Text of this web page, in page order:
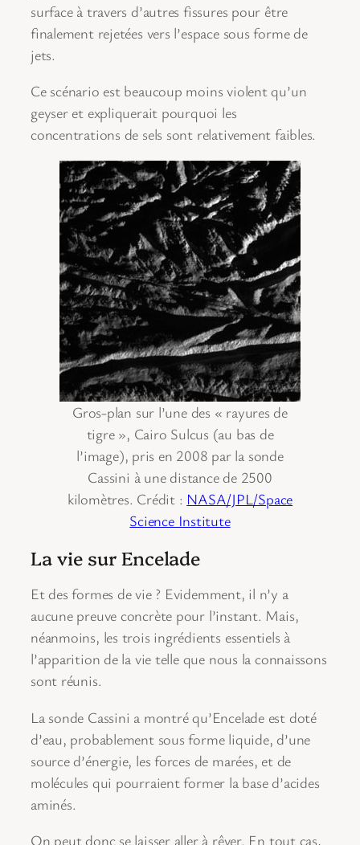
surface à travers d’autres fissures pour être
finalement rejetées vers l’espace sous forme de
jets.
Ce scénario est beaucoup moins violent qu’un
geyser et expliquerait pourquoi les
concentrations de sels sont relativement faibles.
Gros-plan sur l’une des « rayures de
tigre », Cairo Sulcus (au bas de
l’image), pris en 2008 par la sonde
Cassini à une distance de 2500
kilomètres. Crédit : NASA/JPL/Space
Science Institute
La vie sur Encelade
Et des formes de vie ? Evidemment, il n’y a
aucune preuve concrète pour l’instant. Mais,
néanmoins, les trois ingrédients essentiels à
l’apparition de la vie telle que nous la connaissons
sont réunis.
La sonde Cassini a montré qu’Encelade est doté
d’eau, probablement sous forme liquide, d’une
source d’énergie, les forces de marées, et de
molécules qui pourraient former la base d’acides
aminés.
On peut donc se laisser aller à rêver. En tout cas,